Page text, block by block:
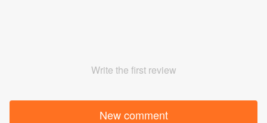
Write the first review
New comment